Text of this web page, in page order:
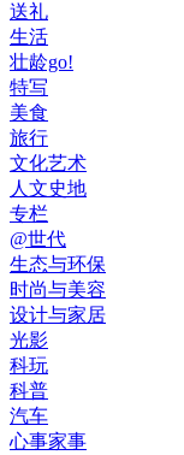
送礼
生活
壮龄go!
特写
美食
旅行
文化艺术
人文史地
专栏
@世代
生态与环保
时尚与美容
设计与家居
光影
科玩
科普
汽车
心事家事